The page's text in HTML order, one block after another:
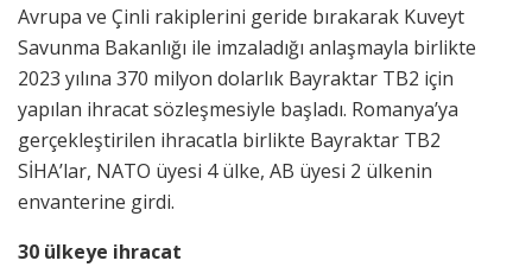
Avrupa ve Çinli rakiplerini geride bırakarak Kuveyt
Savunma Bakanlığı ile imzaladığı anlaşmayla birlikte
2023 yılına 370 milyon dolarlık Bayraktar TB2 için
yapılan ihracat sözleşmesiyle başladı. Romanya’ya
gerçekleştirilen ihracatla birlikte Bayraktar TB2
SİHA’lar, NATO üyesi 4 ülke, AB üyesi 2 ülkenin
envanterine girdi.
30 ülkeye ihracat